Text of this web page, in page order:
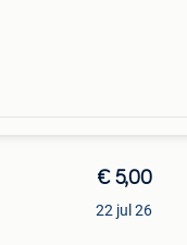
€ 5,00
22 jul 26